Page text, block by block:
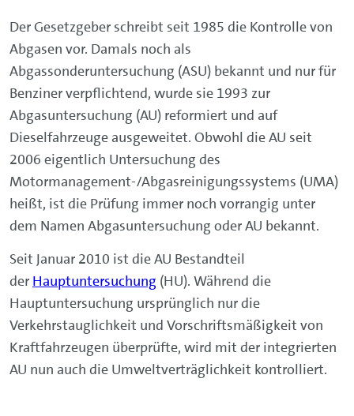
Der Gesetzgeber schreibt seit 1985 die Kontrolle von
Abgasen vor. Damals noch als
Abgassonderuntersuchung (ASU) bekannt und nur für
Benziner verpflichtend, wurde sie 1993 zur
Abgasuntersuchung (AU) reformiert und auf
Dieselfahrzeuge ausgeweitet. Obwohl die AU seit
2006 eigentlich Untersuchung des
Motormanagement-/Abgasreinigungssystems (UMA)
heißt, ist die Prüfung immer noch vorrangig unter
dem Namen Abgasuntersuchung oder AU bekannt.
Seit Januar 2010 ist die AU Bestandteil
der Hauptuntersuchung (HU). Während die
Hauptuntersuchung ursprünglich nur die
Verkehrstauglichkeit und Vorschriftsmäßigkeit von
Kraftfahrzeugen überprüfte, wird mit der integrierten
AU nun auch die Umweltverträglichkeit kontrolliert.